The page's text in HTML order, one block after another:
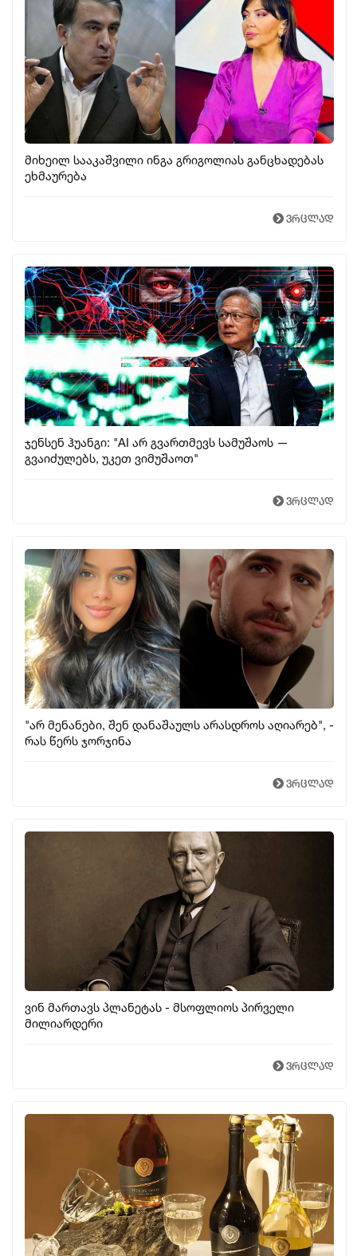
მიხეილ სააკაშვილი ინგა გრიგოლიას განცხადებას
ეხმაურება
ვრცლად
ჯენსენ ჰუანგი: "AI არ გვართმევს სამუშაოს —
გვაიძულებს, უკეთ ვიმუშაოთ"
ვრცლად
"არ მენანები, შენ დანაშაულს არასდროს აღიარებ", -
რას წერს ჯორჯინა
ვრცლად
ვინ მართავს პლანეტას - მსოფლიოს პირველი
მილიარდერი
ვრცლად